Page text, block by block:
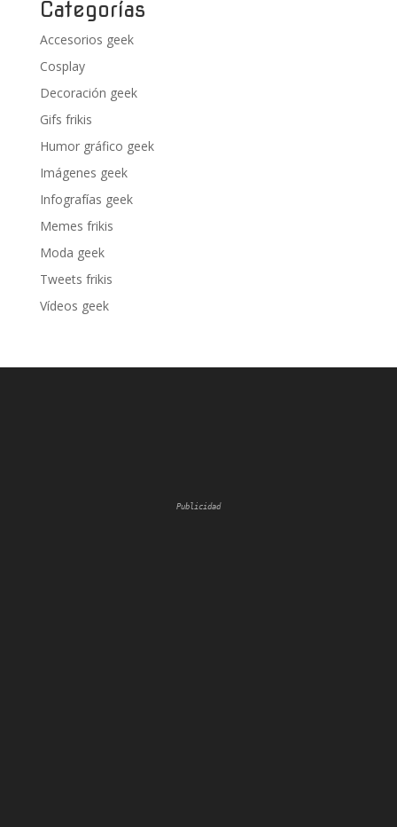
Categorías
Accesorios geek
Cosplay
Decoración geek
Gifs frikis
Humor gráfico geek
Imágenes geek
Infografías geek
Memes frikis
Moda geek
Tweets frikis
Vídeos geek
Publicidad